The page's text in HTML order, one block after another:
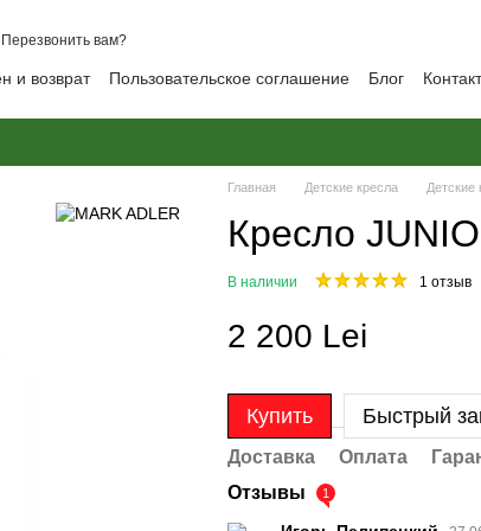
Перезвонить вам?
и возврат Пользовательское соглашение Блог
Главная Детские кресла Детские
Кресло
В наличии 1 отзыв
2 200 Lei
Купить Быстрый
Доставка Оплата
Отзывы
1